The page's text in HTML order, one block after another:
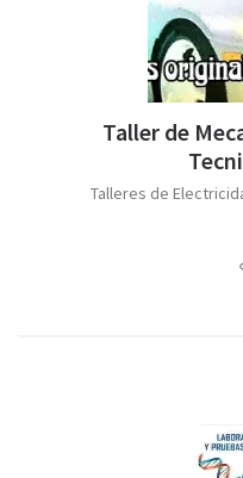
Taller de
Talleres de